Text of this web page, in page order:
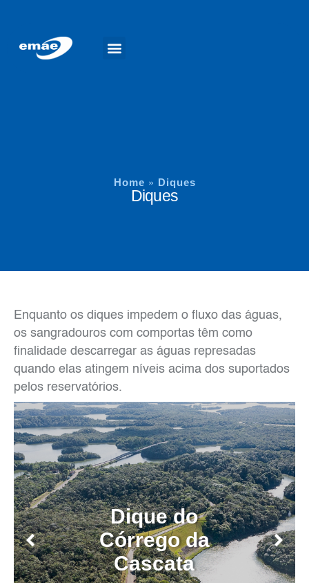
Home » Diques
Diques
Enquanto os diques impedem o fluxo das águas,
os sangradouros com comportas têm como
finalidade descarregar as águas represadas
quando elas atingem níveis acima dos suportados
pelos reservatórios.
Dique do
Córrego da
Cascata